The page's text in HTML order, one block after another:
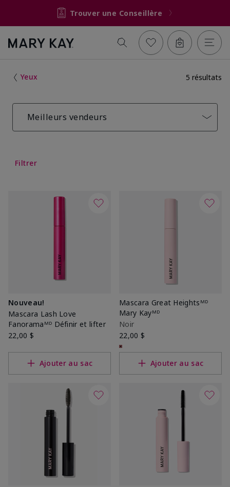
Trouver une Conseillère
Yeux 5 résultats
Meilleurs vendeurs
Filtrer
Nouveau!
Mascara Lash Love
Fanoramaᴹᴰ Définir et lifter
22,00 $
Ajouter au sac
Mascara Great Heightsᴹᴰ
Mary Kayᴹᴰ
Noir
22,00 $
Ajouter au sac